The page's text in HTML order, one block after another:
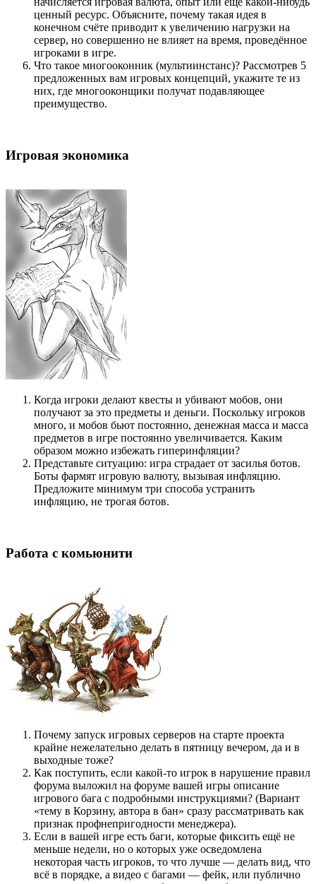
ценный ресурс. Объясните, почему такая идея в
конечном счёте приводит к увеличению нагрузки на
сервер, но совершенно не влияет на время, проведённое
игроками в игре.
Что такое многооконник (мультиинстанс)? Рассмотрев 5
предложенных вам игровых концепций, укажите те из
них, где многооконщики получат подавляющее
преимущество.
Игровая экономика
Когда игроки делают квесты и убивают мобов, они
получают за это предметы и деньги. Поскольку игроков
много, и мобов бьют постоянно, денежная масса и масса
предметов в игре постоянно увеличивается. Каким
образом можно избежать гиперинфляции?
Представьте ситуацию: игра страдает от засилья ботов.
Боты фармят игровую валюту, вызывая инфляцию.
Предложите минимум три способа устранить
инфляцию, не трогая ботов.
Работа с комьюнити
Почему запуск игровых серверов на старте проекта
крайне нежелательно делать в пятницу вечером, да и в
выходные тоже?
Как поступить, если какой-то игрок в нарушение правил
форума выложил на форуме вашей игры описание
игрового бага с подробными инструкциями? (Вариант
«тему в Корзину, автора в бан» сразу рассматривать как
признак профнепригодности менеджера).
Если в вашей игре есть баги, которые фиксить ещё не
меньше недели, но о которых уже осведомлена
некоторая часть игроков, то что лучше — делать вид, что
всё в порядке, а видео с багами — фейк, или публично